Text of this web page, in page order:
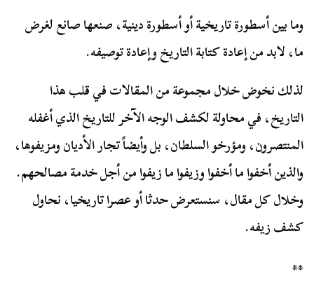
وما بين أسطورة تاريخية أو أسطورة دينية، صنعها صانع لغرض
ما، لابد من إعادة كتابة التاريخ وإعادة توصيفه.
لذلك نخوض خلال مجموعة من المقالات في قلب هذا
التاريخ، في محاولة لكشف الوجه الآخر للتاريخ الذي أغفله
المنتصرون، ومؤرخو السلطان، بل وأيضاً تجار الأديان ومزيفوها،
والذين أخفوا ما أخفوا وزيفوا ما زيفوا من أجل خدمة مصالحهم.
وخلال كل مقال، سنستعرض حدثا أو عصرا تاريخيا، نحاول
كشف زيفه.
**